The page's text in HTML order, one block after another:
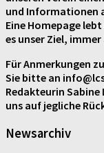
und Informationen
Eine Homepage
es unser Ziel,
Für Anmerkungen
Sie bitte an
Redakteurin
uns auf jegliche
Newsarchiv